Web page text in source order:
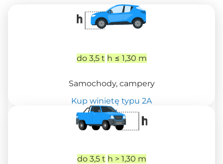
do 3,5 t h ≤ 1,30 m
Samochody, campery
Kup winietę typu 2A
do 3,5 t h > 1,30 m